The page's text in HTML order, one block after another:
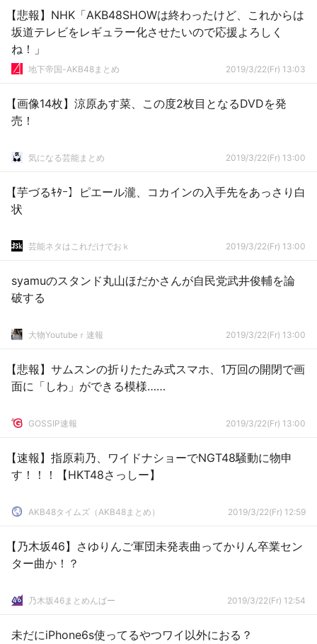
【悲報】NHK「AKB48SHOWは終わったけど、これからは
坂道テレビをレギュラー化させたいので応援よろしく
ね！」
地下帝国-AKB48まとめ 2019/3/22(Fr) 13:03
【画像14枚】涼原あす菜、この度2枚目となるDVDを発
売！
気になる芸能まとめ 2019/3/22(Fr) 13:00
【芋づるｷﾀｰ】ピエール瀧、コカインの入手先をあっさり白
状
芸能ネタはこれだけでおｋ 2019/3/22(Fr) 13:00
syamuのスタンド丸山ほだかさんが自民党武井俊輔を論
破する
大物Youtubeｒ速報 2019/3/22(Fr) 13:00
【悲報】サムスンの折りたたみ式スマホ、1万回の開閉で画
面に「しわ」ができる模様……
GOSSIP速報 2019/3/22(Fr) 13:00
【速報】指原莉乃、ワイドナショーでNGT48騒動に物申
す！！！【HKT48さっしー】
AKB48タイムズ（AKB48まとめ） 2019/3/22(Fr) 12:59
【乃木坂46】さゆりんご軍団未発表曲ってかりん卒業セン
ター曲か！？
乃木坂46まとめんばー 2019/3/22(Fr) 12:54
未だにiPhone6s使ってるやつワイ以外におる？